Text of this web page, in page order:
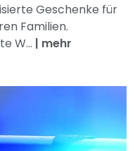
Geschenke für
Familien.
W... | mehr